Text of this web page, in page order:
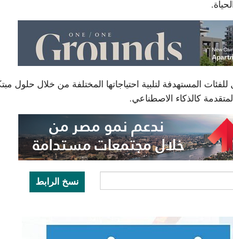
المستهدفة لتلبية احتياجاتها المختلفة من خلال حلول
كالذكاء الاصطناعي.
نسخ الرابط